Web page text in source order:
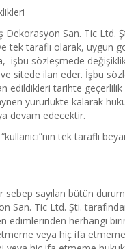
Dekorasyon San. Tic Ltd.
tek taraflı olarak, uygun
işbu sözleşmede
sitede ilan eder. İşbu
edildikleri tarihte geçerlilik
yürürlükte kalarak
devam edecektir.
tek taraflı
sebep sayılan bütün
San. Tic Ltd. Şti.
edimlerinden herhangi
veya hiç ifa